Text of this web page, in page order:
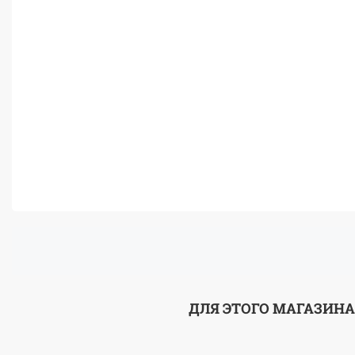
ДЛЯ ЭТОГО